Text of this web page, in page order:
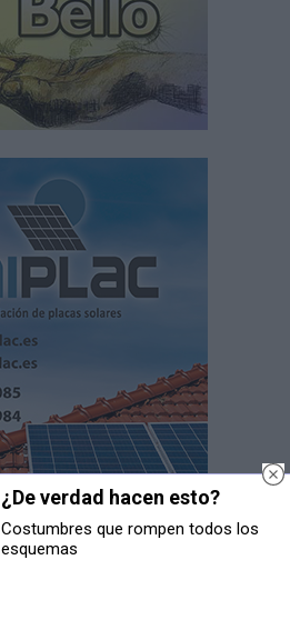
¿De verdad hacen esto?
Costumbres que rompen todos los
esquemas